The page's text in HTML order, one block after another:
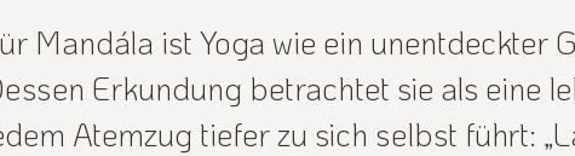
Mandála ist Yoga wie ein unentdeckter
Erkundung betrachtet sie als eine
Atemzug tiefer zu sich selbst führt: